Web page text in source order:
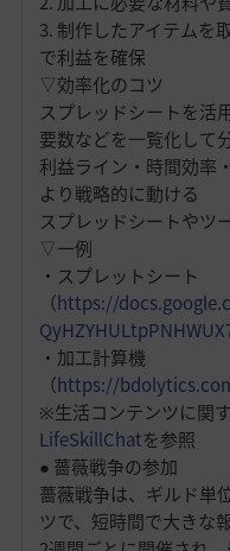
3. 制作したアイテムを
で利益を確保
▽効率化のコツ
スプレッドシートを活
要数などを一覧化して
利益ライン・時間効率
より戦略的に動ける
スプレッドシートやツ
▽一例
・スプレットシート
（https://
・加工計算機
（https://
※生活コンテンツに関
LifeSkillChatを参照
● 薔薇戦争の参加
薔薇戦争は、ギルド単
ツで、短時間で大きな